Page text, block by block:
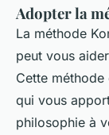
Adopter la
La méthode
peut vous
Cette
qui vous
philosophie à